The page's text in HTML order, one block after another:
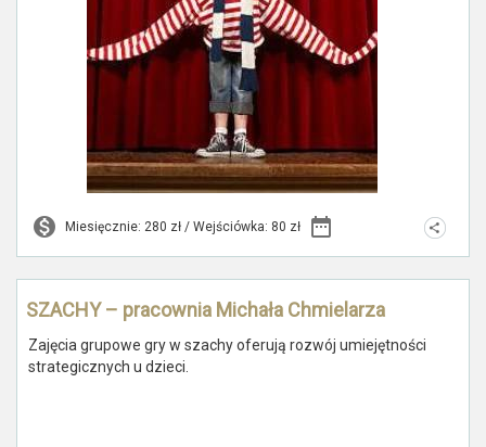
Miesięcznie: 280 zł / Wejściówka: 80 zł
SZACHY – pracownia Michała Chmielarza
Zajęcia grupowe gry w szachy oferują rozwój umiejętności
strategicznych u dzieci.